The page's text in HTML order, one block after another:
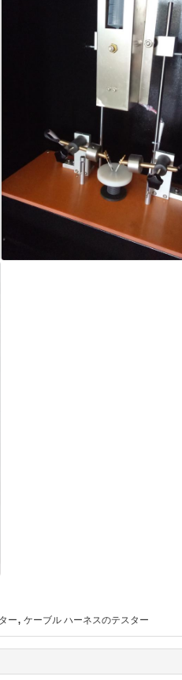
ー, ケーブル ハーネスのテスター